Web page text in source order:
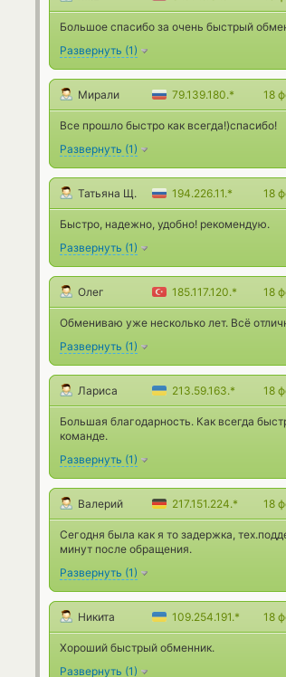
Большое спасибо за очень быстрый
Развернуть (1)
Мирали 79.139.180.* 18
Все прошло быстро как всегда!)спасибо!
Развернуть (1)
Татьяна Щ. 194.226.11.* 18
Быстро, надежно, удобно! рекомендую.
Развернуть (1)
Олег 185.117.120.* 18
Обмениваю уже несколько лет. Всё
Развернуть (1)
Лариса 213.59.163.* 18
Большая благодарность. Как всегда
команде.
Развернуть (1)
Валерий 217.151.224.* 18
Сегодня была как я то задержка,
минут после обращения.
Развернуть (1)
Никита 109.254.191.* 18
Хороший быстрый обменник.
Развернуть (1)